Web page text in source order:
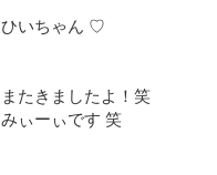
ひいちゃん ♡
またきましたよ！笑
みぃーぃです 笑